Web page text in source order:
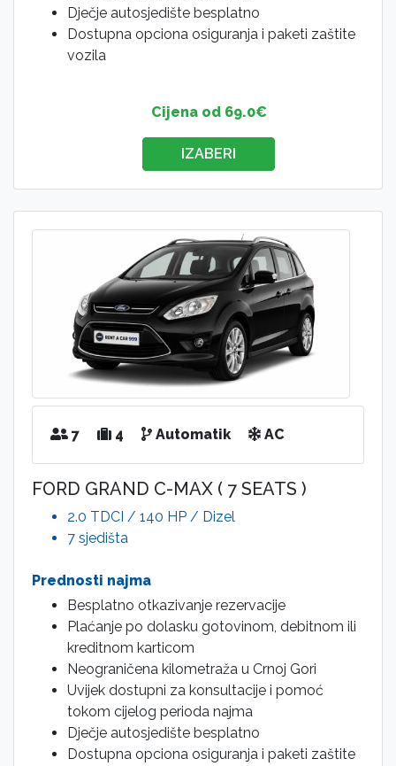
Dječje autosjedište besplatno
Dostupna opciona osiguranja i paketi zaštite
vozila
Cijena od 69.0€
IZABERI
7 4 Automatik AC
FORD GRAND C-MAX ( 7 SEATS )
2.0 TDCI / 140 HP / Dizel
7 sjedišta
Prednosti najma
Besplatno otkazivanje rezervacije
Plaćanje po dolasku gotovinom, debitnom ili
kreditnom karticom
Neograničena kilometraža u Crnoj Gori
Uvijek dostupni za konsultacije i pomoć
tokom cijelog perioda najma
Dječje autosjedište besplatno
Dostupna opciona osiguranja i paketi zaštite